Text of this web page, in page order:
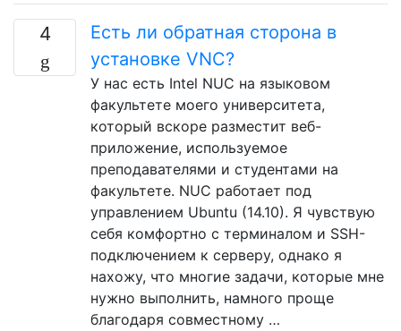
4
Есть ли обратная сторона в
установке VNC?
У нас есть Intel NUC на языковом
факультете моего университета,
который вскоре разместит веб-
приложение, используемое
преподавателями и студентами на
факультете. NUC работает под
управлением Ubuntu (14.10). Я чувствую
себя комфортно с терминалом и SSH-
подключением к серверу, однако я
нахожу, что многие задачи, которые мне
нужно выполнить, намного проще
благодаря совместному …